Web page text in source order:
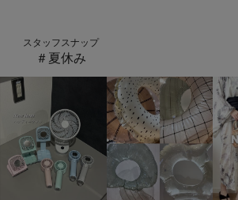
スタッフスナップ
＃夏休み